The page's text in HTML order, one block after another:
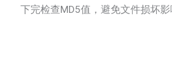
下完检查MD5值，避免文件损坏